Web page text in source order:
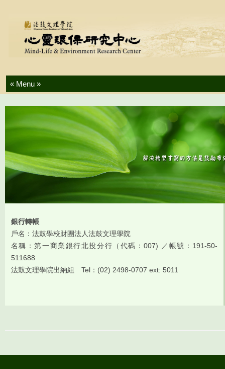
Skip to content
銀行轉帳
戶名：法鼓學校財團法人法鼓文理學院
名稱：第一商業銀行北投分行（代碼：007) ／帳號：191-50-
511688
法鼓文理學院出納組 Tel：(02) 2498-0707 ext: 5011